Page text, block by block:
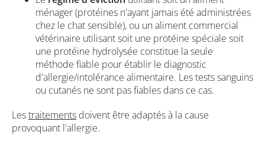
ménager (protéines n'ayant jamais été administrées
chez le chat sensible), ou un aliment commercial
vétérinaire utilisant soit une protéine spéciale soit
une protéine hydrolysée constitue la seule
méthode fiable pour établir le diagnostic
d'allergie/intolérance alimentaire. Les tests sanguins
ou cutanés ne sont pas fiables dans ce cas.
Lestraitements doivent être adaptés à la cause
provoquant l'allergie.